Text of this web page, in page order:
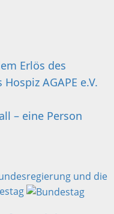
Erlös des
AGAPE e.V.
– eine Person
und die